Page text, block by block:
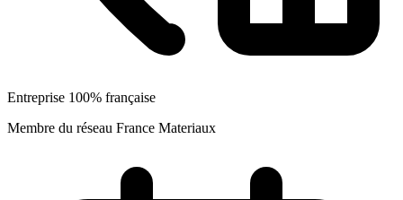
Entreprise 100% française
Membre du réseau France Materiaux